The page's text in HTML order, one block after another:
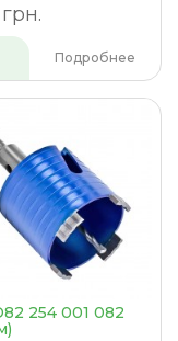
Подробнее
254 001 082